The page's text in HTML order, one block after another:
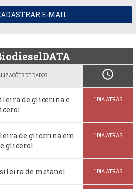
E-MAIL
DE DADOS schedule
de glicerina e
1 DIA ATRÁS
de glicerina em
glicerol
1 DIA ATRÁS
de metanol 1 DIA ATRÁS